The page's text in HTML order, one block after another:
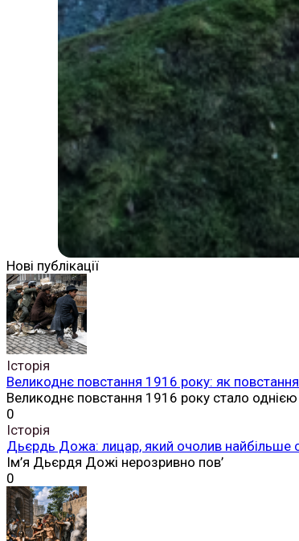
Нові публікації
Історія
Великоднє повстання 1916 року: як
Великоднє повстання 1916 року стало
0
Історія
Дьєрдь Дожа: лицар, який очолив найбільше
Ім’я Дьєрдя Дожі нерозривно пов’
0